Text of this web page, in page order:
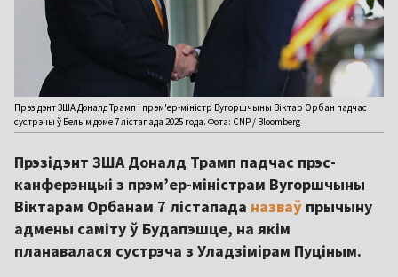
Прэзідэнт ЗША Доналд Трамп і прэм'ер-міністр Вугоршчыны Віктар Орбан падчас
сустрэчы ў Белым доме 7 лістапада 2025 года. Фота: CNP / Bloomberg
Прэзідэнт ЗША Доналд Трамп падчас прэс-
канферэнцыі з прэм’ер-міністрам Вугоршчыны
Віктарам Орбанам 7 лістапада назваў прычыну
адмены саміту ў Будапэшце, на якім
планавалася сустрэча з Уладзімірам Пуціным.